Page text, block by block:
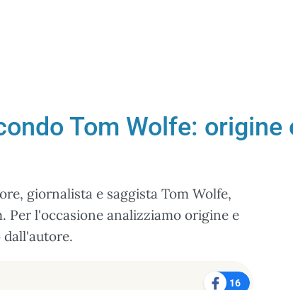
Tom Wolfe:
giornalista e saggista Tom Wolfe,
Per l'occasione analizziamo origine e
16